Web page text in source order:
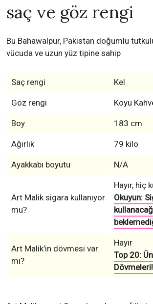
saç ve göz rengi
Bu Bahawalpur, Pakistan doğumlu
vücuda ve uzun yüz tipine sahip
Saç rengi Kel
Göz rengi Koyu
Boy 183 cm
Ağırlık 79 kilo
Ayakkabı boyutu N/A
Art Malik sigara kullanıyor
mu?
Hayır, hiç
Okuyun:
Art Malik’in dövmesi var
mı?
Hayır
Top 20:
Dövmeleri!